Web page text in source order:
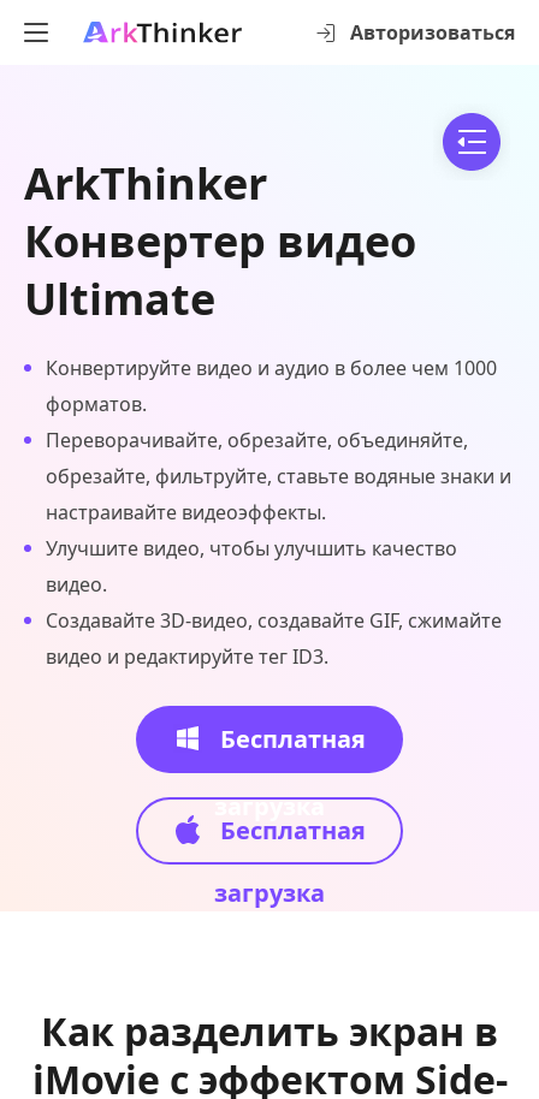
Авторизоваться
ArkThinker
Конвертер видео
Ultimate
Конвертируйте видео и аудио в более чем 1000
форматов.
Переворачивайте, обрезайте, объединяйте,
обрезайте, фильтруйте, ставьте водяные знаки и
настраивайте видеоэффекты.
Улучшите видео, чтобы улучшить качество
видео.
Создавайте 3D-видео, создавайте GIF, сжимайте
видео и редактируйте тег ID3.
Бесплатная
загрузка
Бесплатная
загрузка
Как разделить экран в
iMovie с эффектом Side-